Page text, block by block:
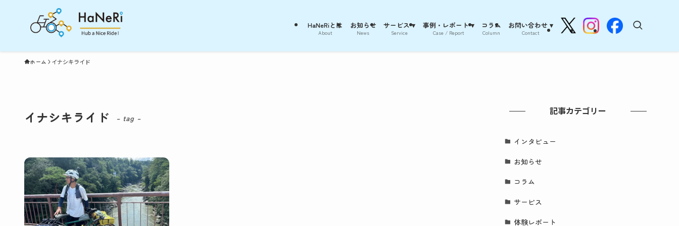
HaNeRiとは
About
お知らせ
News
サービス ▾
Service
事例・レポート ▾
Case / Report
コラム
Column
お問い合わせ ▾
Contact
ホーム イナシキライド
イナシキライド – tag –
記事カテゴリー
インタビュー
お知らせ
コラム
サービス
体験レポート